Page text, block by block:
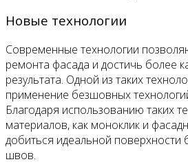
Новые технологии
Современные технологии
ремонта фасада и достичь более
результата. Одной из таких
применение безшовных
Благодаря использованию таких
материалов, как моноклик и
добиться идеальной поверхности
швов.